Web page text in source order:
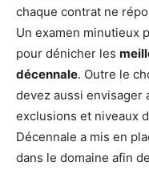
chaque contrat ne
Un examen minutieux
pour dénicher les
décennale. Outre le
devez aussi envisager
exclusions et niveaux
Décennale a mis en
dans le domaine afin